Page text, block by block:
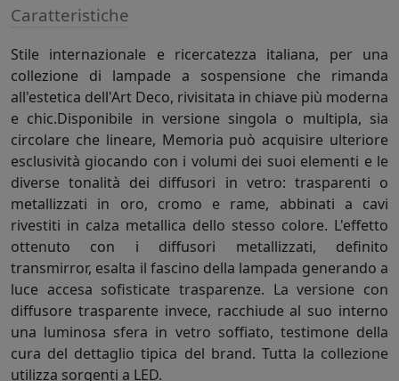
Caratteristiche
Stile internazionale e ricercatezza italiana, per una
collezione di lampade a sospensione che rimanda
all'estetica dell'Art Deco, rivisitata in chiave più moderna
e chic.Disponibile in versione singola o multipla, sia
circolare che lineare, Memoria può acquisire ulteriore
esclusività giocando con i volumi dei suoi elementi e le
diverse tonalità dei diffusori in vetro: trasparenti o
metallizzati in oro, cromo e rame, abbinati a cavi
rivestiti in calza metallica dello stesso colore. L'effetto
ottenuto con i diffusori metallizzati, definito
transmirror, esalta il fascino della lampada generando a
luce accesa sofisticate trasparenze. La versione con
diffusore trasparente invece, racchiude al suo interno
una luminosa sfera in vetro soffiato, testimone della
cura del dettaglio tipica del brand. Tutta la collezione
utilizza sorgenti a LED.